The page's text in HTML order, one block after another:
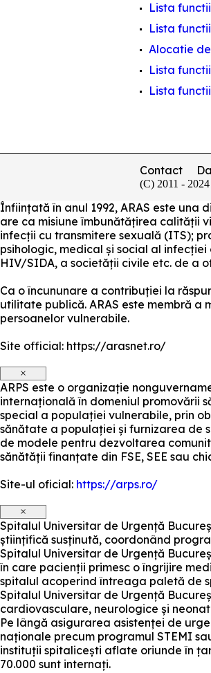
Lista
Lista
Alocatie
Lista
Lista
Contact
(C) 2011 -
Înființată în anul 1992, ARAS este
are ca misiune îmbunătățirea calității
infecții cu transmitere sexuală (ITS);
psihologic, medical și social al
HIV/SIDA, a societății civile etc. de a
Ca o încununare a contribuției la
utilitate publică. ARAS este membră
persoanelor vulnerabile.
Site official: https://arasnet.ro/
×
ARPS este o organizație
internațională în domeniul promovării
special a populației vulnerabile, prin
sănătate a populației și furnizarea de
de modele pentru dezvoltarea
sănătății finanțate din FSE, SEE sau
Site-ul oficial: https://arps.ro/
×
Spitalul Universitar de Urgență
științifică susținută, coordonând
Spitalul Universitar de Urgență
în care pacienții primesc o îngrijire
spitalul acoperind întreaga paletă de
Spitalul Universitar de Urgență
cardiovasculare, neurologice și
Pe lângă asigurarea asistenței de
naționale precum programul STEMI
instituții spitalicești aflate oriunde în
70.000 sunt internați.